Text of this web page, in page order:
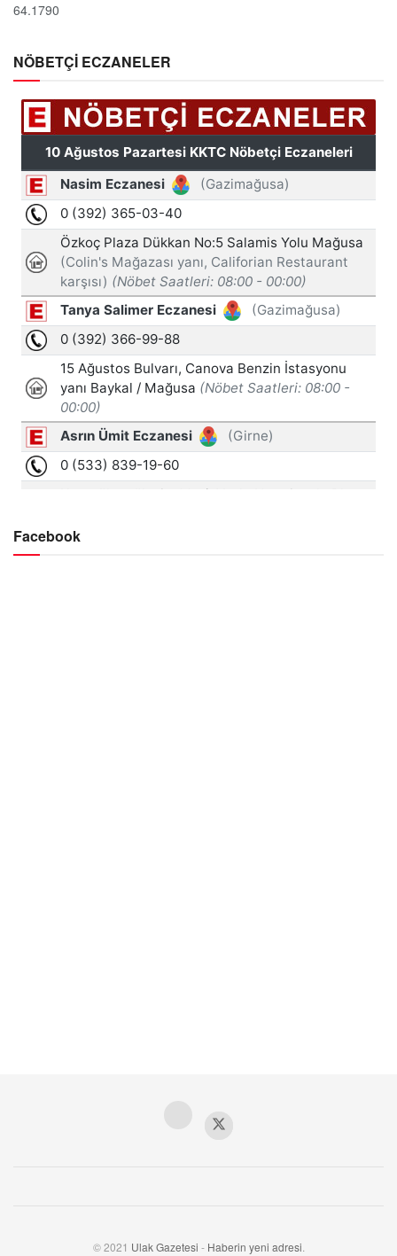
64.1790
NÖBETÇİ ECZANELER
Facebook
© 2021 Ulak Gazetesi - Haberin yeni adresi